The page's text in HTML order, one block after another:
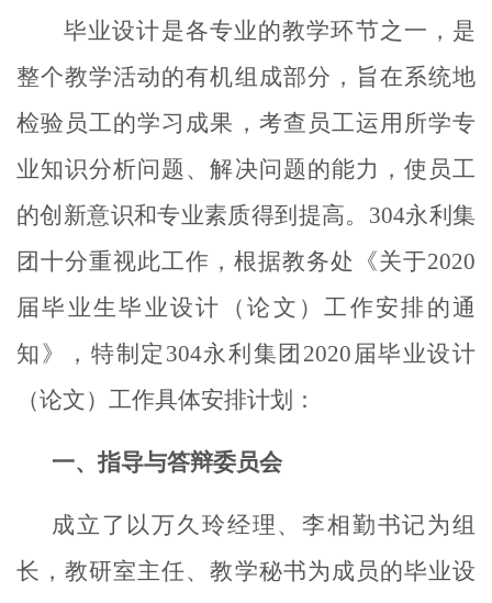
毕业设计是各专业的教学环节之一，是
整个教学活动的有机组成部分，旨在系统地
检验员工的学习成果，考查员工运用所学专
业知识分析问题、解决问题的能力，使员工
的创新意识和专业素质得到提高。304永利集
团十分重视此工作，根据教务处《关于2020
届毕业生毕业设计（论文）工作安排的通
知》，特制定304永利集团 2020 届毕业设计
（论文）工作具体安排计划：
一、指导与答辩委员会
成立了以万久玲经理、李相勤书记为组
长，教研室主任、教学秘书为成员的毕业设